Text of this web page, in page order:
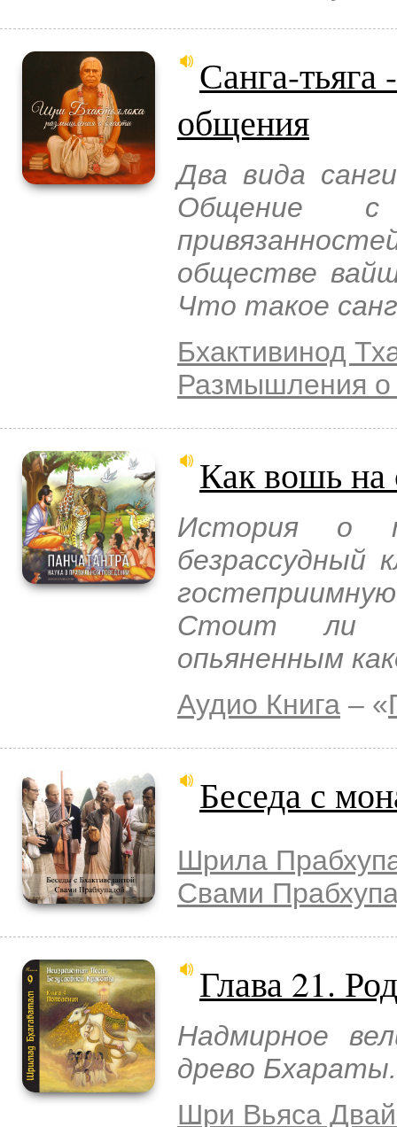
Санга-тьяга
общения
Два вида
Общение
обществе
Что такое
Бхактивинод
Размышления о
Как вошь на
История о
безрассудный
Стоит ли
опьяненным
Аудио Книга – «
Беседа с
Шрила
Свами
Глава 21.
Надмирное
древо Бхараты.
Шри Вьяса